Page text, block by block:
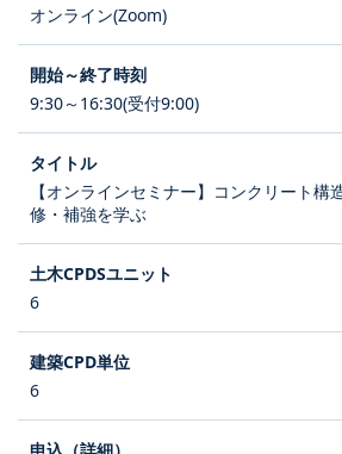
オンライン(Zoom)
9:30～16:30(受付9:00)
【オンラインセミナー】コンクリート構
修・補強を学ぶ
6
6